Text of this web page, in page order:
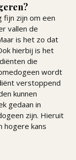
fijn zijn om een
vallen de
is het zo dat
hierbij is het
die
wordt
verstoppend
kunnen
gedaan in
zijn. Hieruit
hogere kans